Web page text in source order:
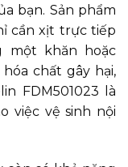
bạn. Sản phẩm
cần xịt trực tiếp
một khăn hoặc
chất gây hại,
FDM501023 là
việc vệ sinh nội